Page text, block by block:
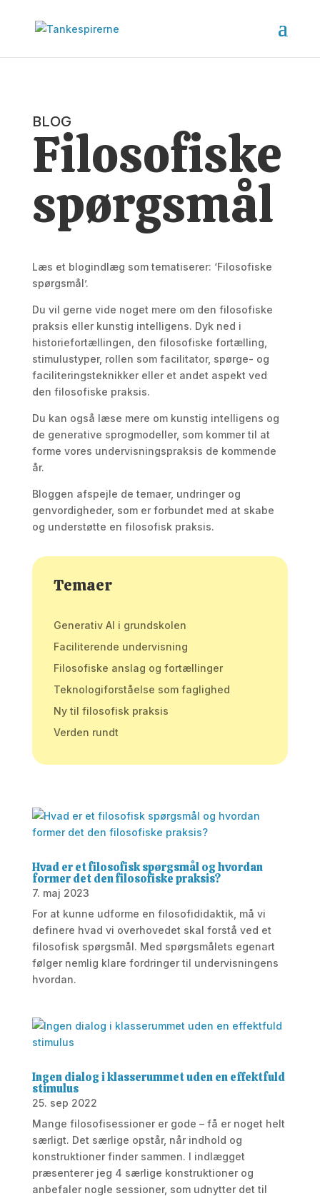
BLOG
Filosofiske
spørgsmål
Læs et blogindlæg som tematiserer: ‘Filosofiske
spørgsmål’.
Du vil gerne vide noget mere om den filosofiske
praksis eller kunstig intelligens. Dyk ned i
historiefortællingen, den filosofiske fortælling,
stimulustyper, rollen som facilitator, spørge- og
faciliteringsteknikker eller et andet aspekt ved
den filosofiske praksis.
Du kan også læse mere om kunstig intelligens og
de generative sprogmodeller, som kommer til at
forme vores undervisningspraksis de kommende
år.
Bloggen afspejle de temaer, undringer og
genvordigheder, som er forbundet med at skabe
og understøtte en filosofisk praksis.
Temaer
Generativ AI i grundskolen
Faciliterende undervisning
Filosofiske anslag og fortællinger
Teknologiforståelse som faglighed
Ny til filosofisk praksis
Verden rundt
Hvad er et filosofisk spørgsmål og hvordan
former det den filosofiske praksis?
7. maj 2023
For at kunne udforme en filosofididaktik, må vi
definere hvad vi overhovedet skal forstå ved et
filosofisk spørgsmål. Med spørgsmålets egenart
følger nemlig klare fordringer til undervisningens
hvordan.
Ingen dialog i klasserummet uden en effektfuld
stimulus
25. sep 2022
Mange filosofisessioner er gode – få er noget helt
særligt. Det særlige opstår, når indhold og
konstruktioner finder sammen. I indlægget
præsenterer jeg 4 særlige konstruktioner og
anbefaler nogle sessioner, som udnytter det til